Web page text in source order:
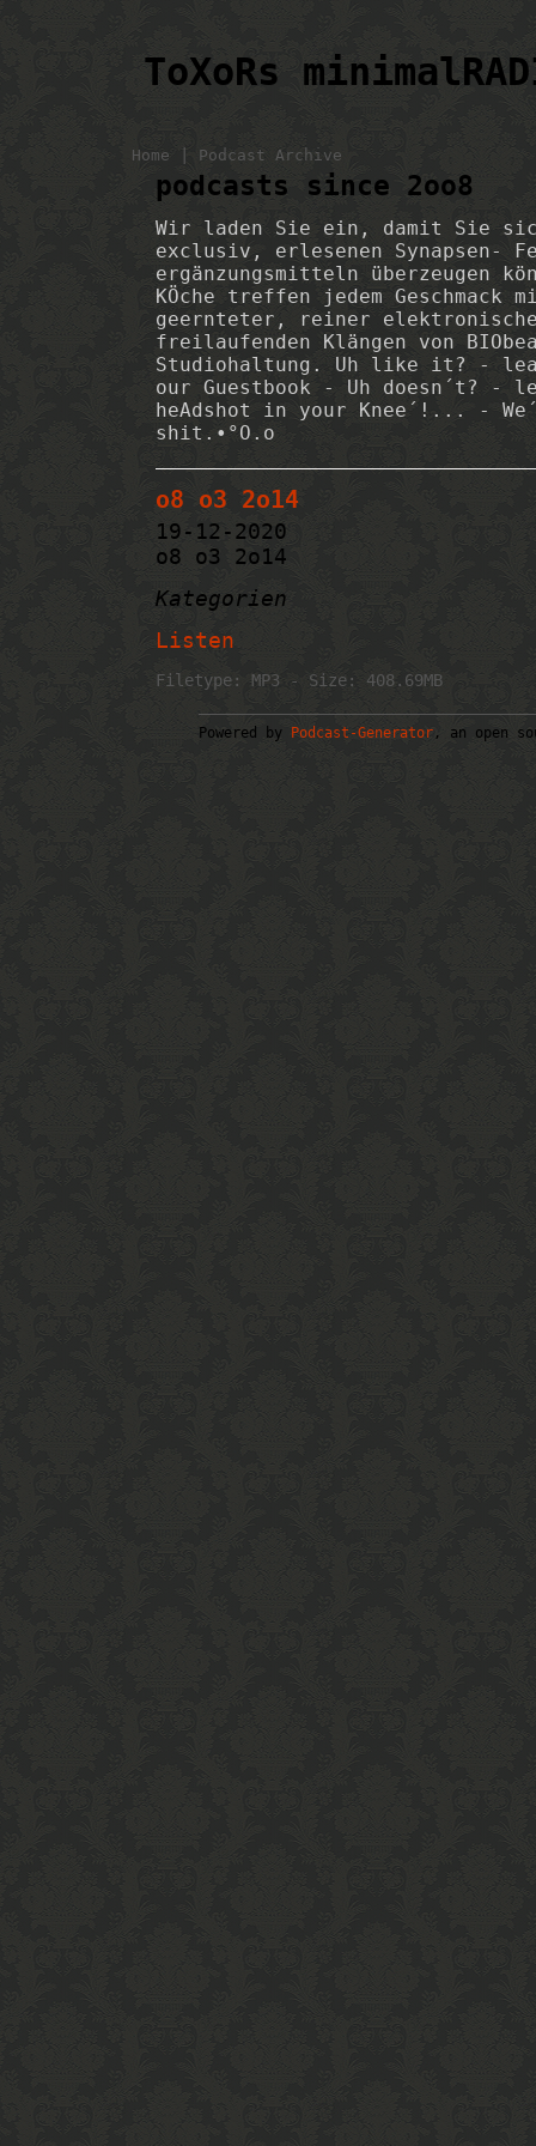
ToXoRs
Home Podcast Archive
podcasts since 2oo8
Wir laden Sie ein, damit Sie
exclusiv, erlesenen Synapsen-
ergänzungsmitteln überzeugen
KÖche treffen jedem Geschmack
geernteter, reiner
freilaufenden Klängen von
Studiohaltung. Uh like it? -
our Guestbook - Uh doesn´t? -
heAdshot in your Knee´!... -
shit.•°O.o
o8 o3 2o14
19-12-2020
o8 o3 2o14
Kategorien
Listen
Filetype: MP3 - Size: 408.69MB
Powered by Podcast-Generator , an open